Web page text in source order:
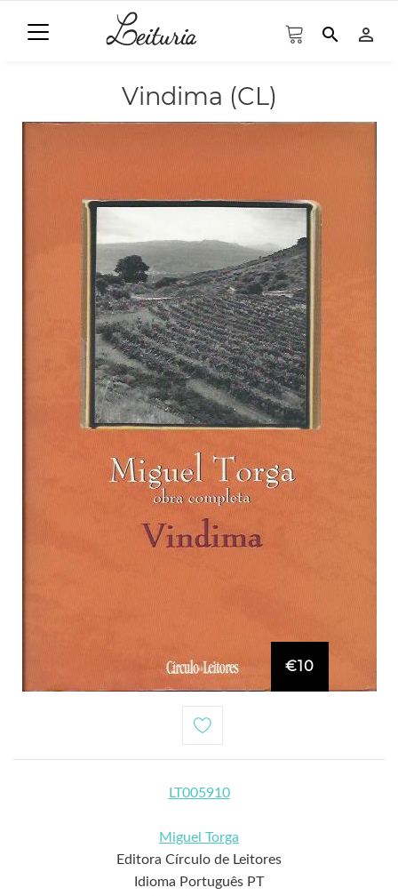
search person_outline
Vindima (CL)
€10
LT005910
Miguel Torga
Editora Círculo de Leitores
Idioma Português PT